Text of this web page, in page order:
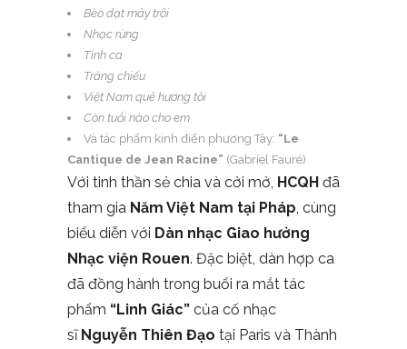
Bèo dạt mây trôi
Nhạc rừng
Tình ca
Trăng chiếu
Việt Nam quê hương tôi
Còn tuổi nào cho em
Và tác phẩm kinh điển phương Tây: “Le
Cantique de Jean Racine” (Gabriel Fauré)
Với tinh thần sẻ chia và cởi mở, HCQH đã
tham gia Năm Việt Nam tại Pháp, cùng
biểu diễn với Dàn nhạc Giao hưởng
Nhạc viện Rouen. Đặc biệt, dàn hợp ca
đã đồng hành trong buổi ra mắt tác
phẩm “Linh Giác” của cố nhạc
sĩNguyễn Thiên Đạo tại Paris và Thành